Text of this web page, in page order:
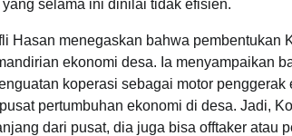
selama ini dinilai tidak efisien.
Hasan menegaskan bahwa pembentukan
ekonomi desa. Ia menyampaikan
koperasi sebagai motor penggerak
pertumbuhan ekonomi di desa. Jadi,
dari pusat, dia juga bisa offtaker atau